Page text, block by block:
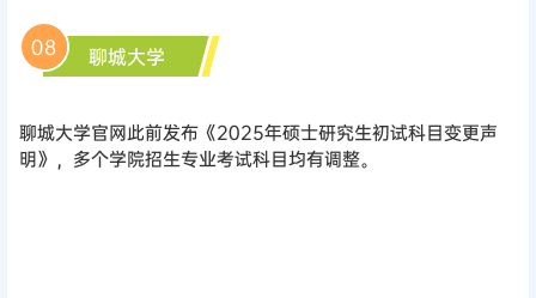
08 聊城大学
聊城大学官网此前发布《2025年硕士研究生初试科目变更声
明》，多个学院招生专业考试科目均有调整。